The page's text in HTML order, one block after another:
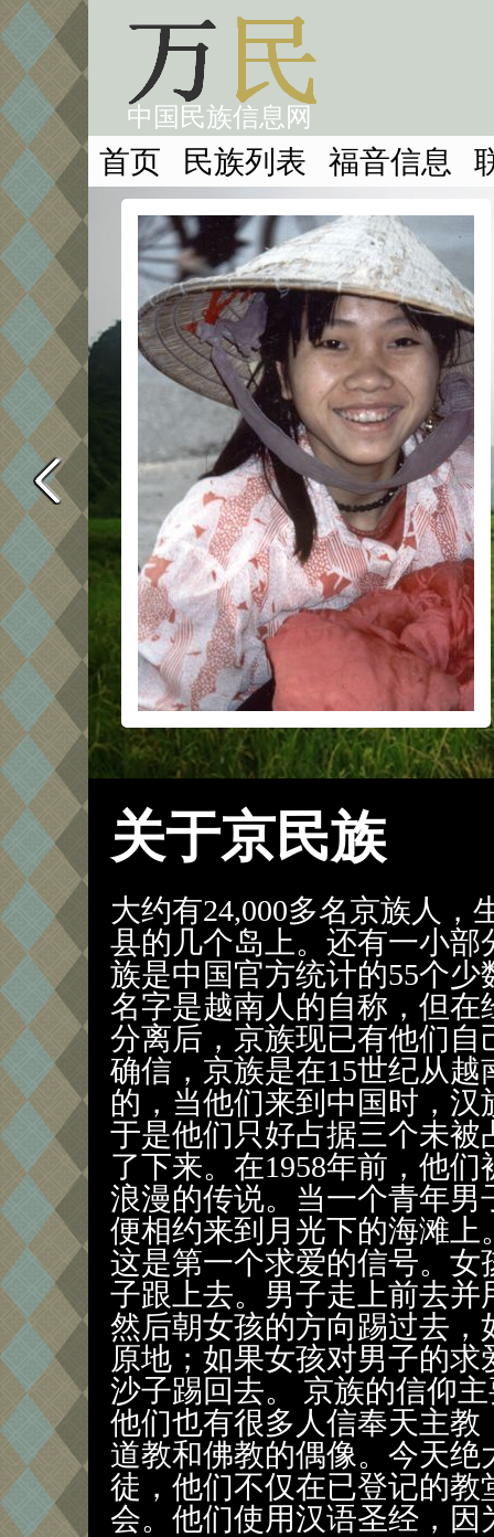
中国民族信息网
首页 民族列表 福音信息
关于京民族
大约有24,000多名京族人，
县的几个岛上。还有一小
族是中国官方统计的55个少
名字是越南人的自称，但在
分离后，京族现已有他们
确信，京族是在15世纪从
的，当他们来到中国时，
于是他们只好占据三个未
了下来。在1958年前，他
浪漫的传说。当一个青年
便相约来到月光下的海滩
这是第一个求爱的信号。
子跟上去。男子走上前去
然后朝女孩的方向踢过去
原地；如果女孩对男子的
沙子踢回去。 京族的信仰
他们也有很多人信奉天主
道教和佛教的偶像。今天
徒，他们不仅在已登记的
会。他们使用汉语圣经，